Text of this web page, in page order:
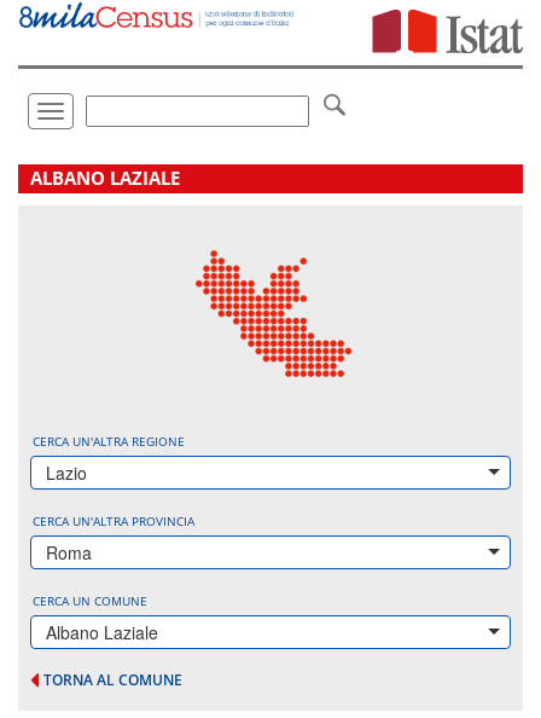
Vai
direttamente
Toggle
navigation
.
ALBANO LAZIALE
CERCA UN'ALTRA REGIONE
Lazio
CERCA UN'ALTRA PROVINCIA
Roma
CERCA UN COMUNE
Albano Laziale
TORNA AL COMUNE